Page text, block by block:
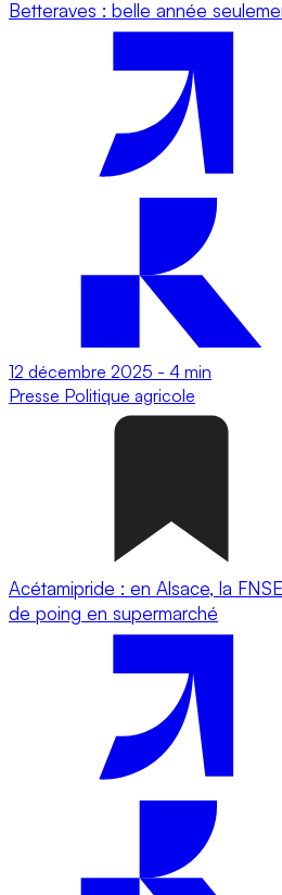
Betteraves : belle année
12 décembre 2025 - 4 min
Presse Politique agricole
Acétamipride : en Alsace, la
de poing en supermarché